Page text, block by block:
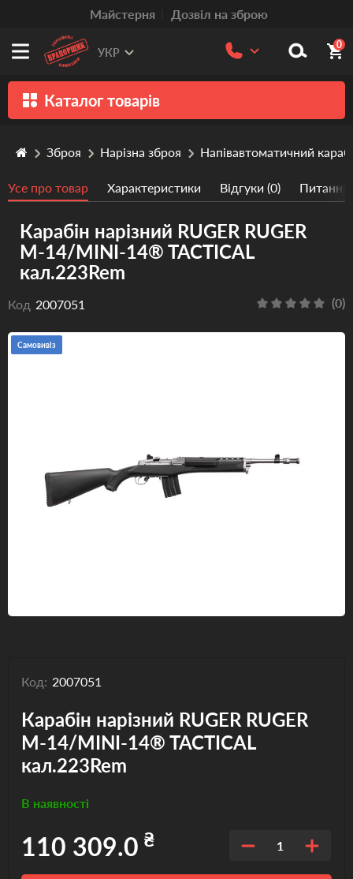
Mайстерня Дозвіл на зброю
УКР
0
Каталог товарів
Травматична зброя
Пістолети та револьвери
Оптика
Релоадінг патронів
Зброя Нарізна зброя Напівавтоматичний
Усе про товар Характеристики Відгуки (0)
Карабін нарізний RUGER RUGER
M-14/MINI-14® TACTICAL
кал.223Rem
Код 2007051 (0)
Самовивіз
Код: 2007051
Карабін нарізний RUGER RUGER
M-14/MINI-14® TACTICAL
кал.223Rem
В наявності
110 309.0 ₴ 1